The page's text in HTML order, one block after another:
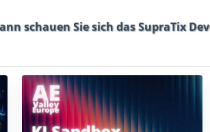
schauen Sie sich dasSupraTix